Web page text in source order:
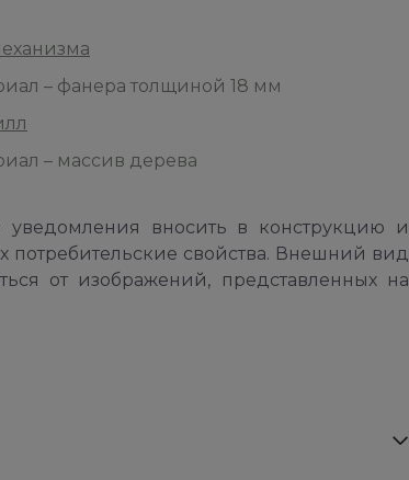
– фанера толщиной 18 мм
– массив дерева
уведомления вносить в конструкцию и
свойства. Внешний вид
от изображений, представленных на